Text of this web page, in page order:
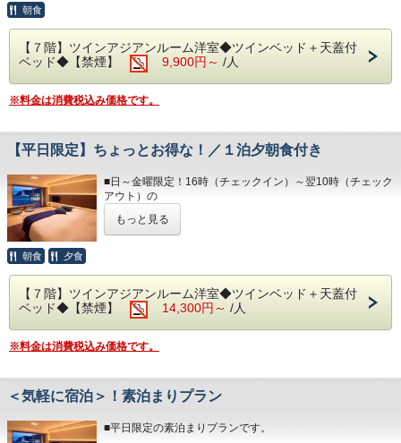
1日1車輛1,200円となります。
※30台と限りがあり先着順のお申し込みとなります。
※満車の場合は、ホテルよりご連絡いたします。（近隣のコ
インパーキングをお客様ご自身でご利用ください。）
■駐車場はホームページの「アクセス欄」をご確認くださ
ます。
ご理解、ご協力くださいますようお願い申し上げます。
◆大浴場
良質な熱海温泉を是非ご堪能くださいませ。
源泉かけ流しの露天風呂は、湯船に浸かれば至福のひと時に
・15:00～24:00（最終入場 23:30）
・ 6:00～10:30（最終入場 10:00）
事前予約制でございます。
詳細につきましては＜0557-82-8111＞までお問い合わせく
ださい。
※30台と限りがあり、先着順の受付となります。
※満車の場合は、ホテルよりご連絡いたします。（近隣のコ
インパーキングをお客様ご自身でご利用ください。）
■駐車場はホームページの「アクセス欄」をご確認くださ
い。
かかります。
※熱海の良質な温泉で日々の疲れを癒し、非日常的な時間を
お楽しみくだ
◆お部屋
相模湾から昇る朝日やサンライズ、熱海の夜景が一望できま
す。
ださい。
・3名様以上でお泊りの際は、ご就寝時に畳・ソファースペ
ースにお布団を
お客様自身に敷いて頂いております。
心とした料理をご用意しております。
朝食は相模湾から昇る朝日を肌で感じながら当館のビュッフ
ェをお楽しみください。
・海を見ながらお召し上がりいただく朝食は格別です！
だけます。
予めご了承くださいませ。（写真はイメージとなりま
す。）
・朝食 7:00～ 9:30（最終入場 9:00）
朝食
【７階】ツインアジアンルーム洋室◆ツインベッド＋天蓋付
ベッド◆【禁煙】
9,900円～ /人
※料金は消費税込み価格です。
【平日限定】ちょっとお得な！／１泊夕朝食付き
■日～金曜限定！16時（チェックイン）～翌10時（チェック
アウト）の
※ゆったりと熱海観光を楽しんで翌日は早めにご出発される
※海鮮類が豊富なビュッフェと熱海の良質な温泉でお寛ぎい
ただき、日々
◆お部屋
相模湾から昇る朝日や熱海の夜景が一望できます。
・3歳未満のお子様がいる場合は備考欄へご人数をご記入く
・3名以上でお泊りの際は、ご就寝時に畳・ソファースペー
もっと見る
朝食 夕食
【７階】ツインアジアンルーム洋室◆ツインベッド＋天蓋付
ベッド◆【禁煙】
14,300円～ /人
※料金は消費税込み価格です。
＜気軽に宿泊＞！素泊まりプラン
■平日限定の素泊まりプランです。